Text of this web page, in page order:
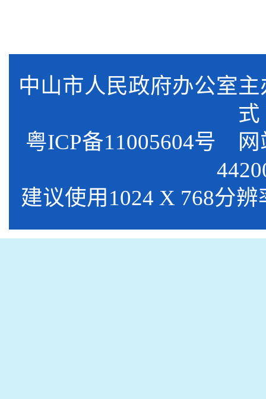
中山市人民政府办公
式
粤ICP备11005604号 网
建议使用1024 X 768分